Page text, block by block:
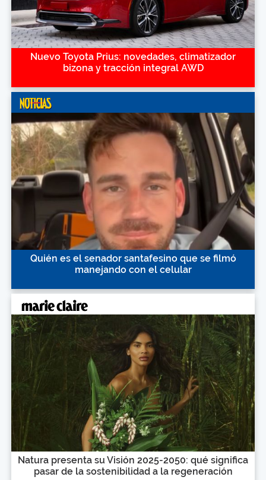
Nuevo Toyota Prius: novedades, climatizador
bizona y tracción integral AWD
Quién es el senador santafesino que se filmó
manejando con el celular
Natura presenta su Visión 2025-2050: qué significa
pasar de la sostenibilidad a la regeneración